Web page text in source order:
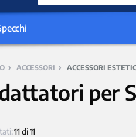
› ACCESSORI › ACCESSORI
per
11 di 11